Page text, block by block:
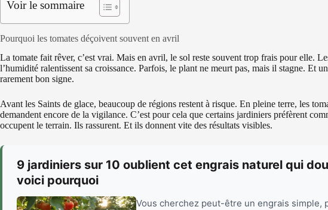
Voir le sommaire
Pourquoi les tomates déçoivent souvent en avril
La tomate fait rêver, c’est vrai. Mais en avril, le sol reste souvent trop frais pour elle.
l’humidité ralentissent sa croissance. Parfois, le plant ne meurt pas, mais il stagne. Et
rarement bon signe.
Avant les Saints de glace, beaucoup de régions restent à risque. En pleine terre, les
demandent encore de la vigilance. C’est pour cela que certains jardiniers préfèrent
occupent le terrain. Ils rassurent. Et ils donnent vite des résultats visibles.
9 jardiniers sur 10 oublient cet engrais naturel qui
voici pourquoi
Vous cherchez peut-être un engrais simple,